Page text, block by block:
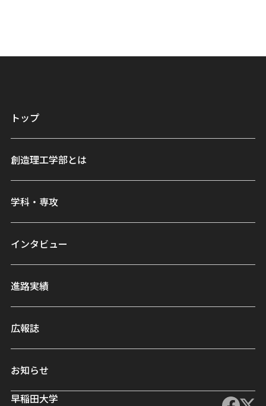
早稲田大学
トップ
創造理工学部とは
学科・専攻
インタビュー
進路実績
広報誌
お知らせ